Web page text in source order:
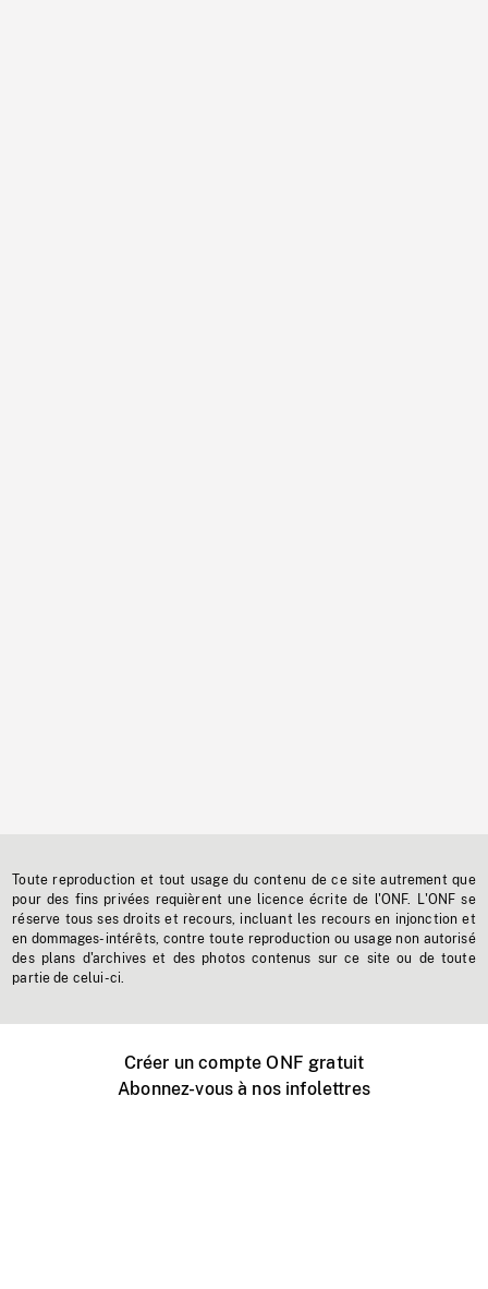
Toute reproduction et tout usage du contenu de ce site autrement que
pour des fins privées requièrent une licence écrite de l'ONF. L'ONF se
réserve tous ses droits et recours, incluant les recours en injonction et
en dommages-intérêts, contre toute reproduction ou usage non autorisé
des plans d'archives et des photos contenus sur ce site ou de toute
partie de celui-ci.
Créer un compte ONF gratuit
Abonnez-vous à nos infolettres